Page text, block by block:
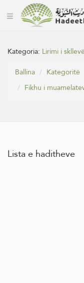
Kategoria: Lirimi i
Ballina
Kategoritë
Fikhu i
Lista e haditheve